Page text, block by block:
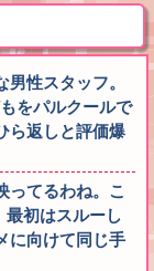
性スタッフ。
をパルクールで
ら返しと評価爆
ってるわね。こ
初はスルーし
に向けて同じ手